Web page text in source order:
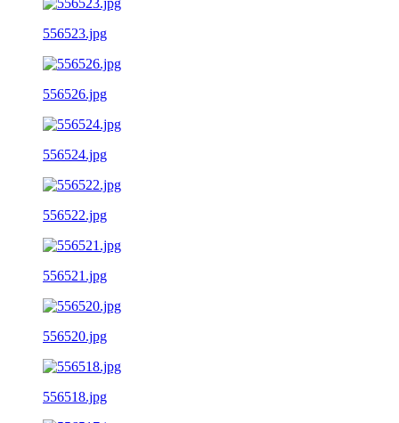
556523.jpg
556526.jpg
556524.jpg
556522.jpg
556521.jpg
556520.jpg
556518.jpg